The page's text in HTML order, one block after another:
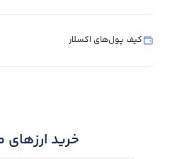
کیف پول‌های اکسلار
خرید ارزهای